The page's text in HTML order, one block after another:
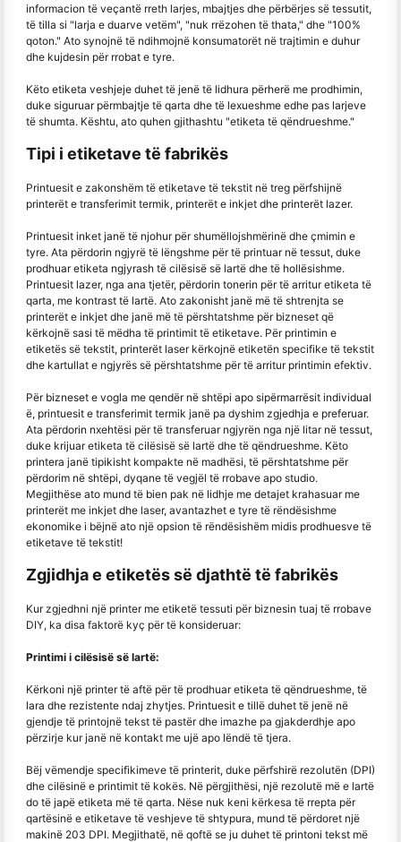
informacion të veçantë rreth larjes, mbajtjes dhe përbërjes së tessutit,
të tilla si "larja e duarve vetëm", "nuk rrëzohen të thata," dhe "100%
qoton." Ato synojnë të ndihmojnë konsumatorët në trajtimin e duhur
dhe kujdesin për rrobat e tyre.
Këto etiketa veshjeje duhet të jenë të lidhura përherë me prodhimin,
duke siguruar përmbajtje të qarta dhe të lexueshme edhe pas larjeve
të shumta. Kështu, ato quhen gjithashtu "etiketa të qëndrueshme."
Tipi i etiketave të fabrikës
Printuesit e zakonshëm të etiketave të tekstit në treg përfshijnë
printerët e transferimit termik, printerët e inkjet dhe printerët lazer.
Printuesit inket janë të njohur për shumëllojshmërinë dhe çmimin e
tyre. Ata përdorin ngjyrë të lëngshme për të printuar në tessut, duke
prodhuar etiketa ngjyrash të cilësisë së lartë dhe të hollësishme.
Printuesit lazer, nga ana tjetër, përdorin tonerin për të arritur etiketa të
qarta, me kontrast të lartë. Ato zakonisht janë më të shtrenjta se
printerët e inkjet dhe janë më të përshtatshme për bizneset që
kërkojnë sasi të mëdha të printimit të etiketave. Për printimin e
etiketës së tekstit, printerët laser kërkojnë etiketën specifike të tekstit
dhe kartullat e ngjyrës së përshtatshme për të arritur printimin efektiv.
Për bizneset e vogla me qendër në shtëpi apo sipërmarrësit individual
ë, printuesit e transferimit termik janë pa dyshim zgjedhja e preferuar.
Ata përdorin nxehtësi për të transferuar ngjyrën nga një litar në tessut,
duke krijuar etiketa të cilësisë së lartë dhe të qëndrueshme. Këto
printera janë tipikisht kompakte në madhësi, të përshtatshme për
përdorim në shtëpi, dyqane të vegjël të rrobave apo studio.
Megjithëse ato mund të bien pak në lidhje me detajet krahasuar me
printerët me inkjet dhe laser, avantazhet e tyre të rëndësishme
ekonomike i bëjnë ato një opsion të rëndësishëm midis prodhuesve të
etiketave të tekstit!
Zgjidhja e etiketës së djathtë të fabrikës
Kur zgjedhni një printer me etiketë tessuti për biznesin tuaj të rrobave
DIY, ka disa faktorë kyç për të konsideruar:
Printimi i cilësisë së lartë:
Kërkoni një printer të aftë për të prodhuar etiketa të qëndrueshme, të
lara dhe rezistente ndaj zhytjes. Printuesit e tillë duhet të jenë në
gjendje të printojnë tekst të pastër dhe imazhe pa gjakderdhje apo
përzirje kur janë në kontakt me ujë apo lëndë të tjera.
Bëj vëmendje specifikimeve të printerit, duke përfshirë rezolutën (DPI)
dhe cilësinë e printimit të kokës. Në përgjithësi, një rezolutë më e lartë
do të japë etiketa më të qarta. Nëse nuk keni kërkesa të rrepta për
qartësinë e etiketave të veshjeve të shtypura, mund të përdoret një
makinë 203 DPI. Megjithatë, në qoftë se ju duhet të printoni tekst më